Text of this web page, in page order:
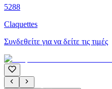
5288
Claquettes
Συνδεθείτε για να δείτε τις τιμές